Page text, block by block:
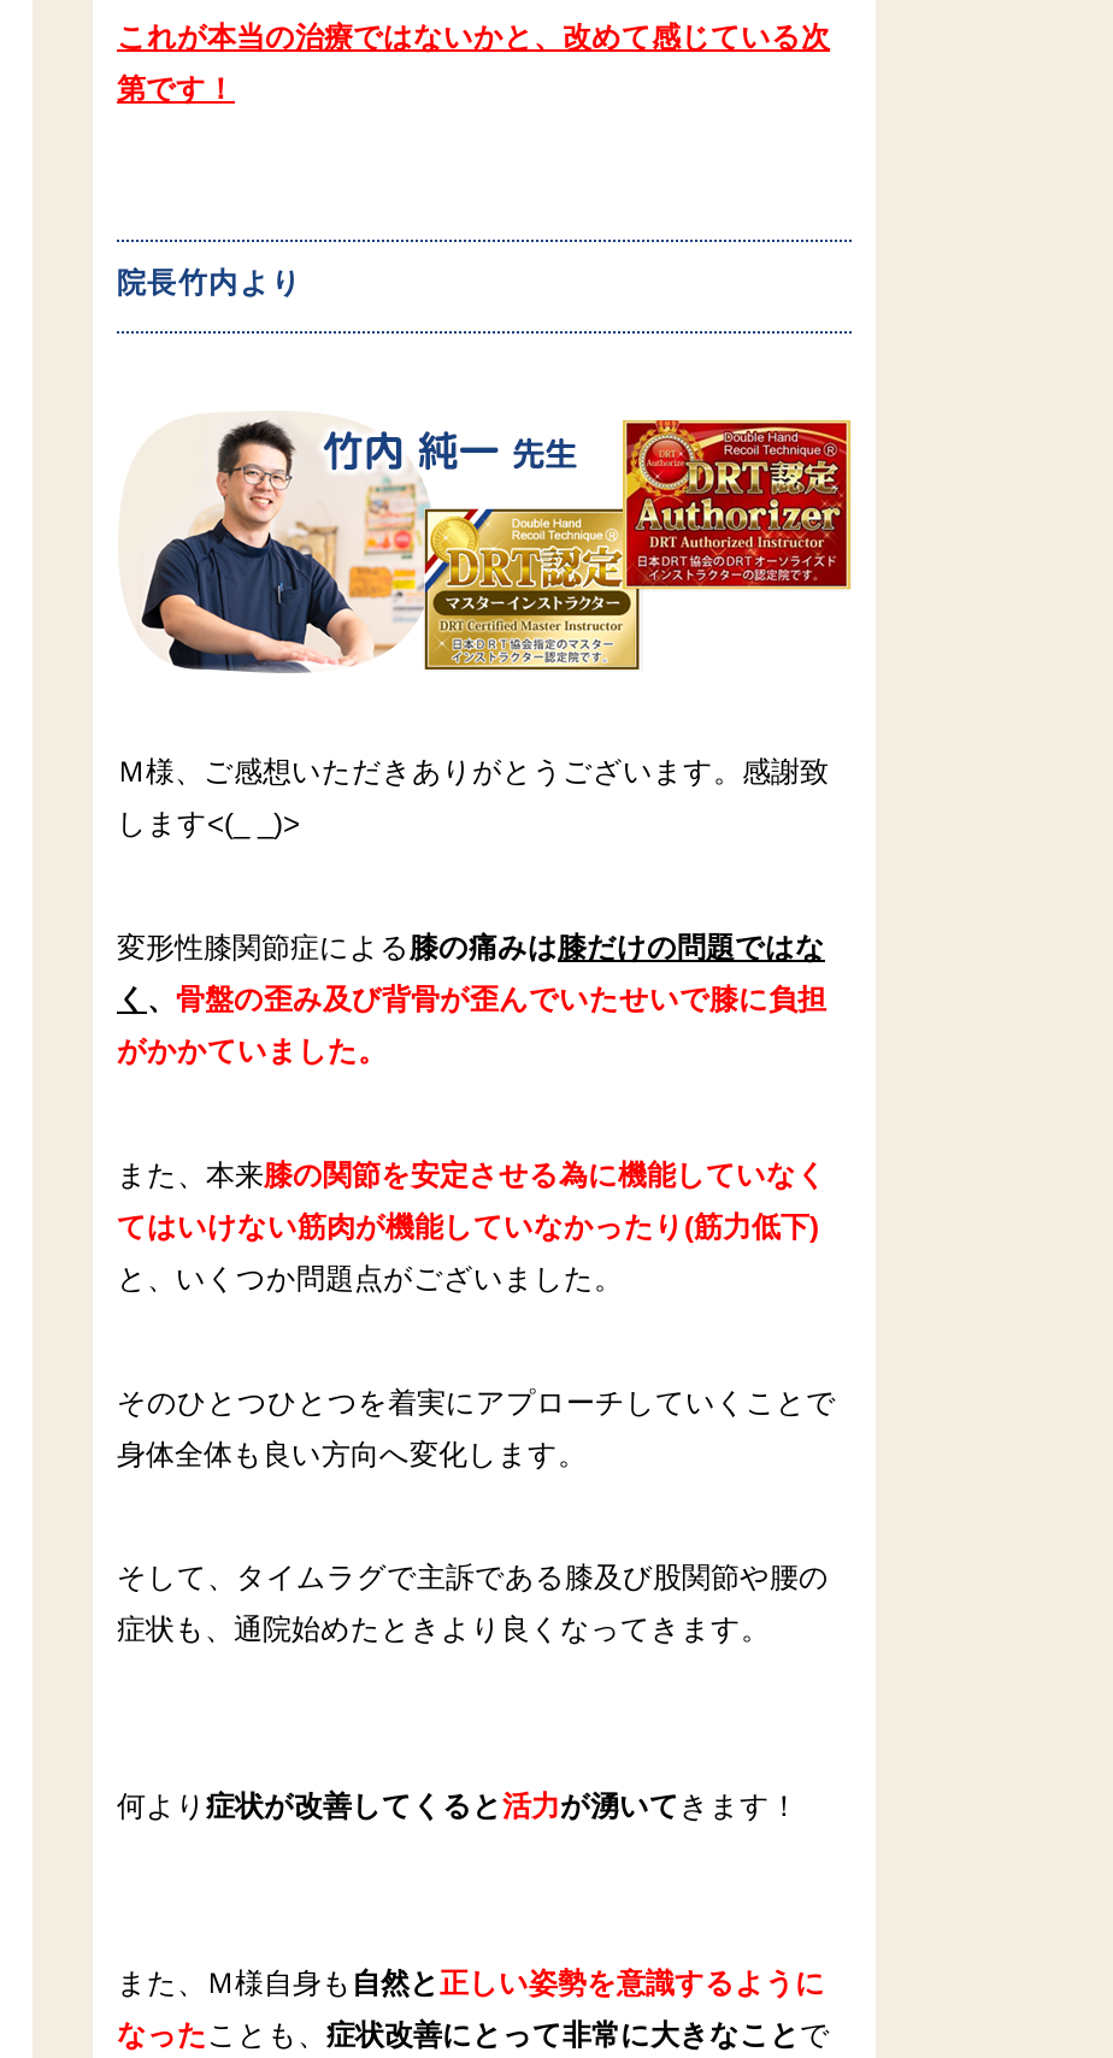
これが本当の治療ではないかと、改めて感じている次
第です！
院長竹内より
Ｍ様、ご感想いただきありがとうございます。 感謝致
します<(_ _)>
変形性膝関節症による 膝の痛みは膝だけの問題ではな
く 、 骨盤の歪み及び背骨が歪んでいたせいで膝に負担
がかかていました。
また、本来膝の関節を安定させる為に機能していなく
てはいけない筋肉が機能していなかったり(筋力低下)
と、いくつか問題点がございました。
そのひとつひとつを着実にアプローチしていくことで
身体全体も良い方向へ変化します。
そして、タイムラグで主訴である膝及び股関節や腰の
症状も、通院始めたときより良くなってきます。
何より 症状が改善してくると活力が湧いて きます！
また、Ｍ様自身も 自然と 正しい姿勢を意識するように
なったことも、 症状改善にとって非常に大きなこと で